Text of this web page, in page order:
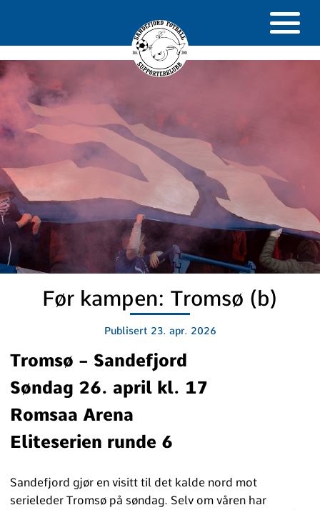
Før kampen: Tromsø (b)
Publisert 23. apr. 2026
Tromsø – Sandefjord
Søndag 26. april kl. 17
Romsaa Arena
Eliteserien runde 6
Sandefjord gjør en visitt til det kalde nord mot
serieleder Tromsø på søndag. Selv om våren har